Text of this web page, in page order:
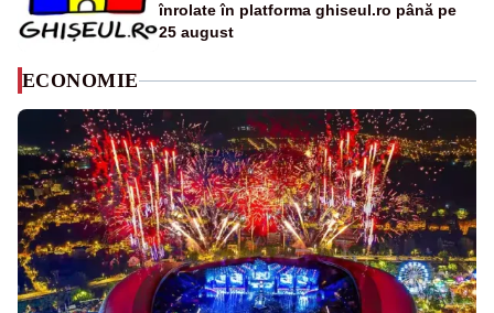
înrolate în platforma ghiseul.ro până pe
25 august
ECONOMIE